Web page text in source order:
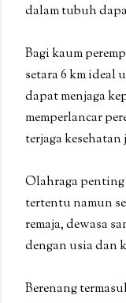
dalam tubuh
Bagi kaum
setara 6 km ideal
dapat menjaga
memperlancar
terjaga
Olahraga
tertentu namun
remaja, dewasa
dengan usia dan
Berenang